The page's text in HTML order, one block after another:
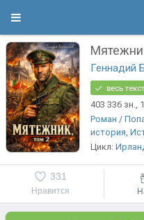
Геннадий
весь текст
403 336 зн.,
Роман /
история,
Цикл:
Нравится
331